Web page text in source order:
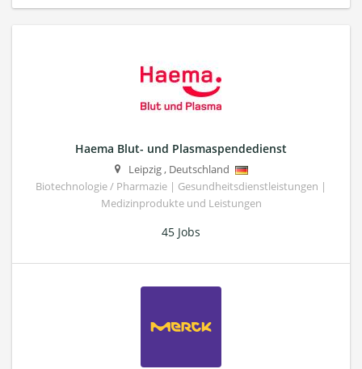
Haema Blut- und Plasmaspendedienst
Leipzig, Deutschland
Biotechnologie / Pharmazie | Gesundheitsdienstleistungen |
Medizinprodukte und Leistungen
45 Jobs